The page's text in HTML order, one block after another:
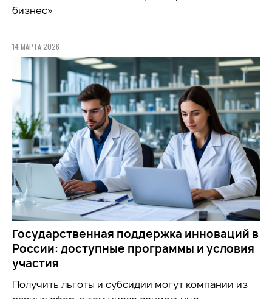
бизнес»
14 МАРТА 2026
Государственная поддержка инноваций в
России: доступные программы и условия
участия
Получить льготы и субсидии могут компании из